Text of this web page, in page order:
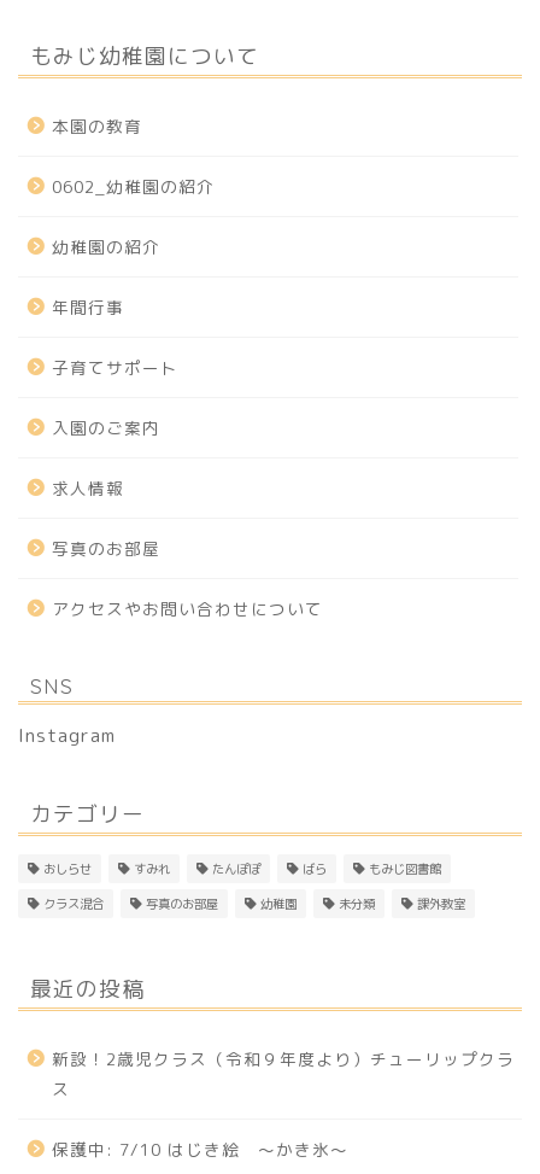
もみじ幼稚園について
本園の教育
0602_幼稚園の紹介
幼稚園の紹介
年間行事
子育てサポート
入園のご案内
求人情報
写真のお部屋
アクセスやお問い合わせについて
SNS
Instagram
カテゴリー
おしらせ すみれ たんぽぽ ばら もみじ図書館
クラス混合 写真のお部屋 幼稚園 未分類 課外教室
最近の投稿
新設！2歳児クラス（令和９年度より）チューリップクラ
ス
保護中: 7/10 はじき絵 〜かき氷〜